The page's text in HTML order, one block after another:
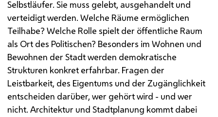
Selbstläufer. Sie muss gelebt, ausgehandelt und
verteidigt werden. Welche Räume ermöglichen
Teilhabe? Welche Rolle spielt der öffentliche Raum
als Ort des Politischen? Besonders im Wohnen und
Bewohnen der Stadt werden demokratische
Strukturen konkret erfahrbar. Fragen der
Leistbarkeit, des Eigentums und der Zugänglichkeit
entscheiden darüber, wer gehört wird - und wer
nicht. Architektur und Stadtplanung kommt dabei